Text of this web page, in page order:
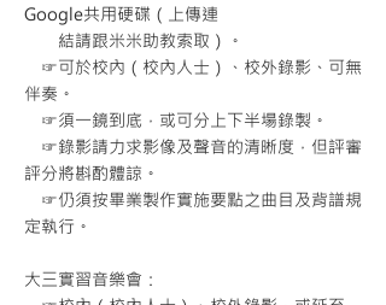
Google共用硬碟（上傳連
結請跟米米助教索取）。
☞可於校內（校內人士）、校外錄影、可無
伴奏。
☞須一鏡到底，或可分上下半場錄製。
☞錄影請力求影像及聲音的清晰度，但評審
評分將斟酌體諒。
☞仍須按畢業製作實施要點之曲目及背譜規
定執行。
大三實習音樂會：